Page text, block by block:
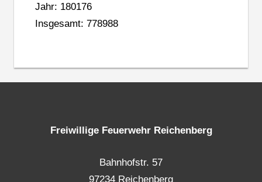
Jahr: 180176
Insgesamt: 778988
Freiwillige Feuerwehr Reichenberg
Bahnhofstr. 57
97234 Reichenberg